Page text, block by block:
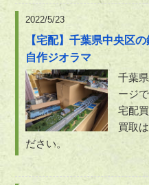
2022/5/23
【宅配】千葉県中央区
自作ジオラマ
千葉
ージ
宅配
買取
ださい。